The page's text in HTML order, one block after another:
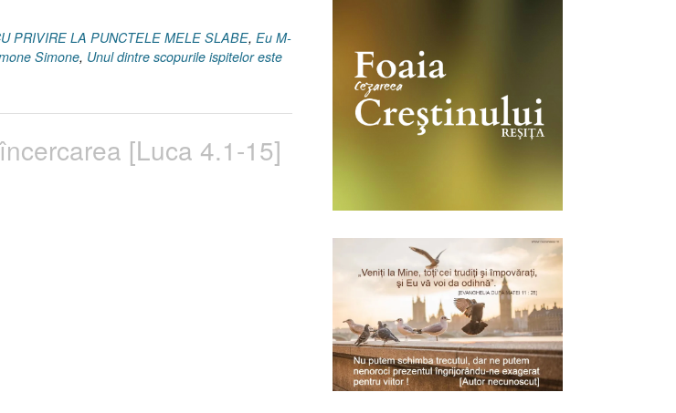
PRIVIRE LA PUNCTELE MELE SLABE, Eu M-
Simone, Unul dintre scopurile ispitelor este
[Luca 4.1-15]